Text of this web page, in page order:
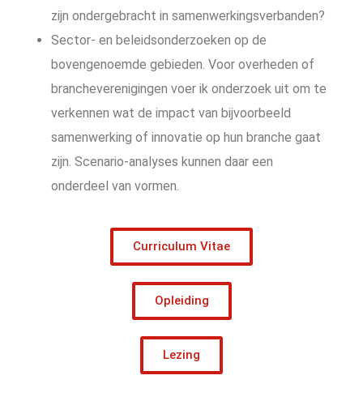
zijn ondergebracht in samenwerkingsverbanden?
Sector- en beleidsonderzoeken op de
bovengenoemde gebieden. Voor overheden of
brancheverenigingen voer ik onderzoek uit om te
verkennen wat de impact van bijvoorbeeld
samenwerking of innovatie op hun branche gaat
zijn. Scenario-analyses kunnen daar een
onderdeel van vormen.
Curriculum Vitae
Opleiding
Lezing